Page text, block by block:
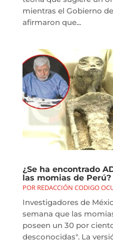
mientras el Gobierno
afirmaron que...
¿Se ha encontrado
las momias de Perú?
POR REDACCIÓN CODIGO
Investigadores de
semana que las
poseen un 30 por
desconocidas". La